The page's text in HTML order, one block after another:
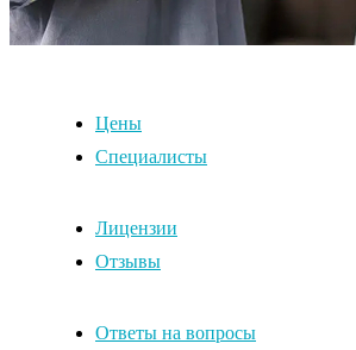
Цены
Специалисты
Лицензии
Отзывы
Ответы на вопросы